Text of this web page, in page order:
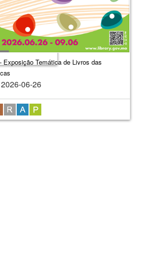
Temática de Livros das
2026-06-26
04-20